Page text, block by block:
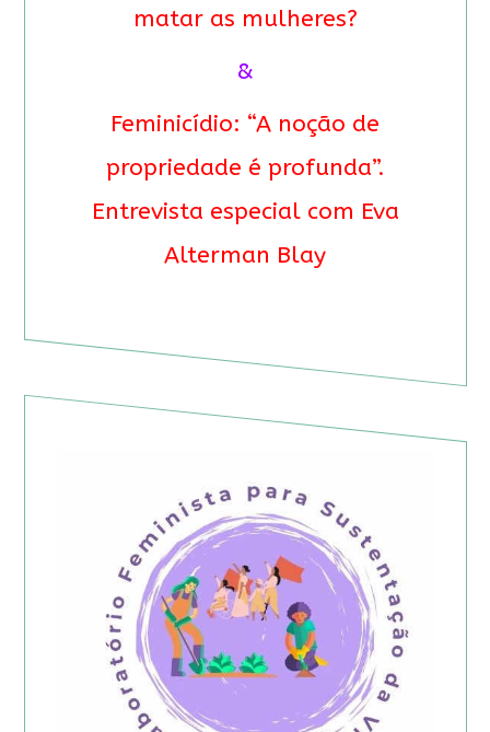
matar as mulheres?
&
Feminicídio: “A noção de
propriedade é profunda”.
Entrevista especial com Eva
Alterman Blay